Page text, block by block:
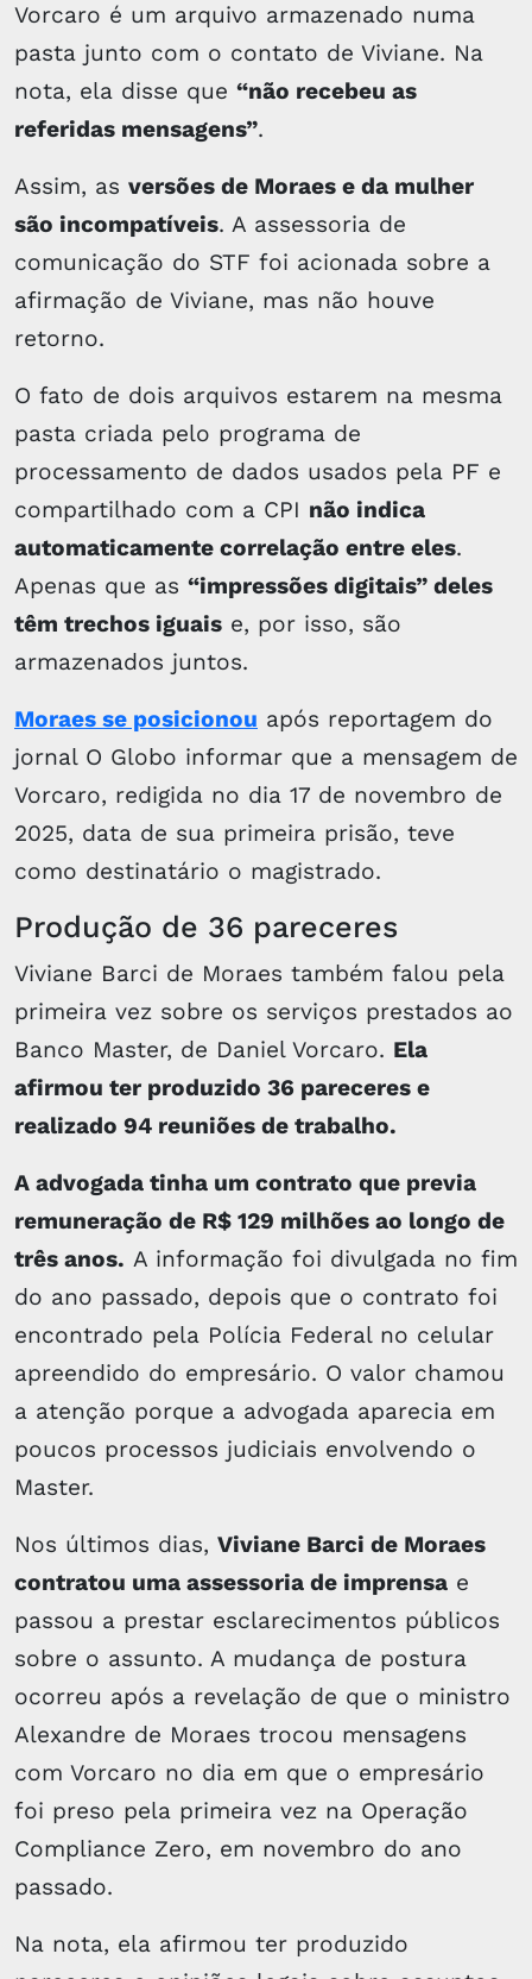
Vorcaro é um arquivo armazenado numa
pasta junto com o contato de Viviane. Na
nota, ela disse que “não recebeu as
referidas mensagens”.
Assim, as versões de Moraes e da mulher
são incompatíveis. A assessoria de
comunicação do STF foi acionada sobre a
afirmação de Viviane, mas não houve
retorno.
O fato de dois arquivos estarem na mesma
pasta criada pelo programa de
processamento de dados usados pela PF e
compartilhado com a CPI não indica
automaticamente correlação entre eles.
Apenas que as “impressões digitais” deles
têm trechos iguais e, por isso, são
armazenados juntos.
Moraes se posicionou após reportagem do
jornal O Globo informar que a mensagem de
Vorcaro, redigida no dia 17 de novembro de
2025, data de sua primeira prisão, teve
como destinatário o magistrado.
Produção de 36 pareceres
Viviane Barci de Moraes também falou pela
primeira vez sobre os serviços prestados ao
Banco Master, de Daniel Vorcaro. Ela
afirmou ter produzido 36 pareceres e
realizado 94 reuniões de trabalho.
A advogada tinha um contrato que previa
remuneração de R$ 129 milhões ao longo de
três anos. A informação foi divulgada no fim
do ano passado, depois que o contrato foi
encontrado pela Polícia Federal no celular
apreendido do empresário. O valor chamou
a atenção porque a advogada aparecia em
poucos processos judiciais envolvendo o
Master.
Nos últimos dias, Viviane Barci de Moraes
contratou uma assessoria de imprensa e
passou a prestar esclarecimentos públicos
sobre o assunto. A mudança de postura
ocorreu após a revelação de que o ministro
Alexandre de Moraes trocou mensagens
com Vorcaro no dia em que o empresário
foi preso pela primeira vez na Operação
Compliance Zero, em novembro do ano
passado.
Na nota, ela afirmou ter produzido